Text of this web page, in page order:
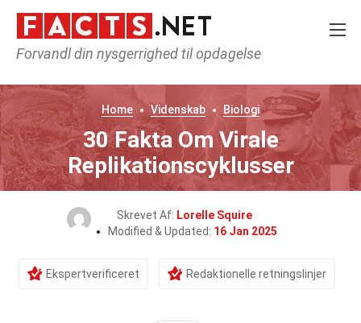
Forvandl din nysgerrighed til opdagelse
Home Videnskab Biologi
30 Fakta Om Virale
Replikationscyklusser
Skrevet Af: Lorelle Squire
Modified & Updated: 16 Jan 2025
Ekspertverificeret Redaktionelle retningslinjer